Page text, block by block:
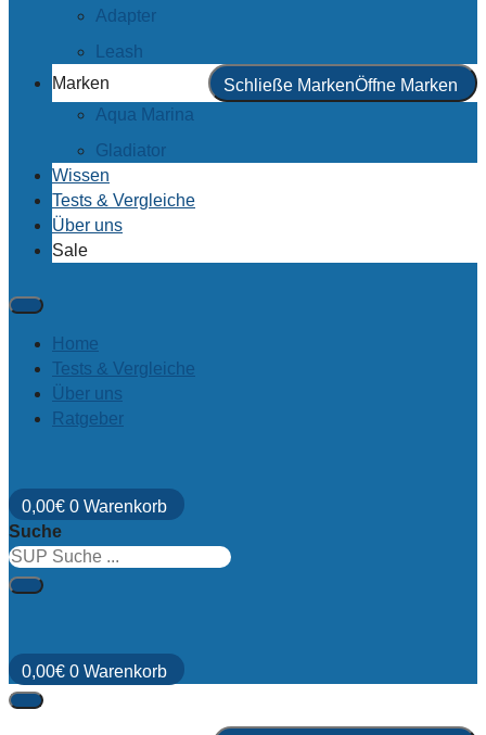
Adapter
Leash
Marken
Schließe MarkenÖffne Marken
Aqua Marina
Gladiator
Wissen
Tests & Vergleiche
Über uns
Sale
Home
Tests & Vergleiche
Über uns
Ratgeber
0,00€ 0 Warenkorb
Suche
0,00€ 0 Warenkorb